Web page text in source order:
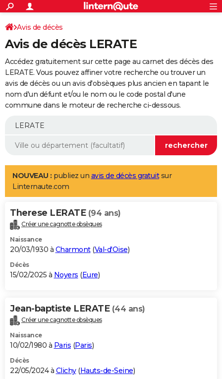
ACTUALITÉS
Politique
Société
Faits Divers
Education
Monde
Villes
+
SPORT
Coupe du monde 2026
Football
Tennis
Cyclisme
Rugby
Forum
Programme TV
TNTStreaming
Cinéma
Sorties cinéma
Musique
+FINANCE
Retraite
Epargne
Immobilier
Risques naturels par ville
Banque
Assurance
AUTO
Essais
Réserver un essai
Citadines
Berlines
SUV
Forum auto
+
Mobiles
Meilleur smartphone
Internet
Ordinateurs
Jeux vidéo
Guide high-tech
Aménagement intérieur
LIFESTYLE
Art de vivre
Bien-être
Loisirs
Mode
Modes de vie
Alimentation
Guide de la santé
Maladies
Médicaments
Sommeil
VOYAGE
Destinations
City break
Voyage nature
Voyage de noces
Forum
Climat
+PHOTO
GUIDES D'ACHAT
BONS PLANS
Carte de Noël
Carte Bonne année
Carte Saint-Valentin
Carte Pâques
Carte d'anniversaire
DICTIONNAIRE
Dictionnaire
Biographies
Citations
Expressions
Proverbes
PROGRAMME TV
S'inscrire
Se connecter
Lycées
Collèges
Primaires
Universités
Entreprises
Service militaire
Avis de recherche
AVIS DE DÉCÈS
Avis de décès
Avis de décès LERATE
Accédez gratuitement sur cette page au carnet des décès des
LERATE. Vous pouvez affiner votre recherche ou trouver un
avis de décès ou un avis d'obsèques plus ancien en tapant le
nom d'un défunt et/ou le nom ou le code postal d'une
commune dans le moteur de recherche ci-dessous.
NOUVEAU : publiez un avis de décès gratuitsur
Linternaute.com
Therese LERATE (94 ans)
Créer une cagnotte obsèques
Naissance
20/03/1930 à Charmont(Val-d'Oise)
Décès
15/02/2025 à Noyers (Eure)
Jean-baptiste LERATE (44 ans)
Créer une cagnotte obsèques
Naissance
10/02/1980 à Paris (Paris)
Décès
22/05/2024 à Clichy(Hauts-de-Seine)